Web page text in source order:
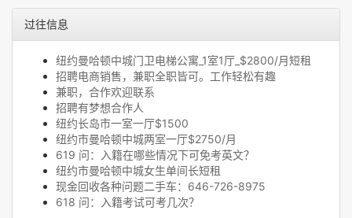
过往信息
纽约曼哈顿中城门卫电梯公寓_1室1厅_$2800/月短租
招聘电商销售，兼职全职皆可。工作轻松有趣
兼职，合作欢迎联系
招聘有梦想合作人
纽约长岛市一室一厅$1500
纽约市曼哈顿中城两室一厅$2750/月
619 问：入籍在哪些情况下可免考英文？
纽约市曼哈顿中城女生单间长短租
现金回收各种问题二手车：646-726-8975
618 问：入籍考试可考几次？